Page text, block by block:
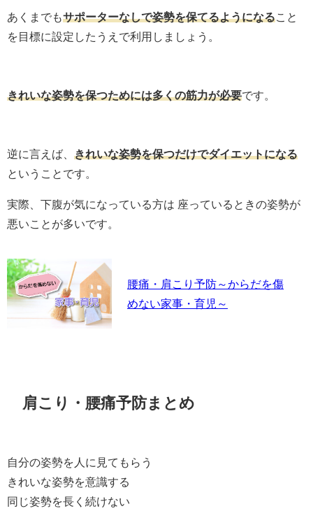
あくまでもサポーターなしで姿勢を保てるようになる こと
を目標に設定したうえで利用しましょう。
きれいな姿勢を保つためには多くの筋力が必要です。
逆に言えば、 きれいな姿勢を保つだけでダイエットになる
ということです。
実際、下腹が気になっている方は 座っているときの姿勢が
悪いことが多いです。
腰痛・肩こり予防～からだを傷
めない家事・育児～
肩こり・腰痛予防まとめ
自分の姿勢を人に見てもらう
きれいな姿勢を意識する
同じ姿勢を長く続けない